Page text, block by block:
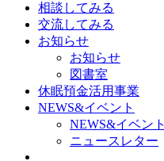
相談してみる
交流してみる
お知らせ
お知らせ
図書室
休眠預金活用事業
NEWS&イベント
NEWS&イベント
ニュースレター